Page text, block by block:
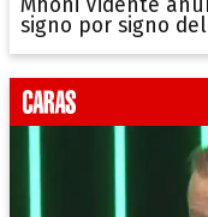
Mhoni Vidente
signo por signo